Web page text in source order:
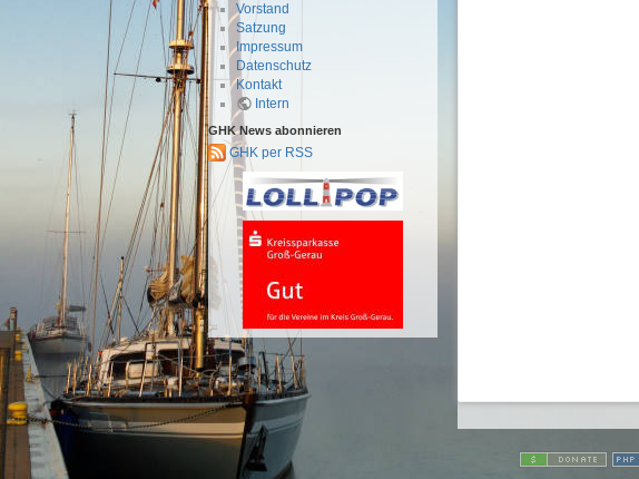
Vorstand
Satzung
Impressum
Datenschutz
Kontakt
Intern
GHK News abonnieren
GHK per RSS